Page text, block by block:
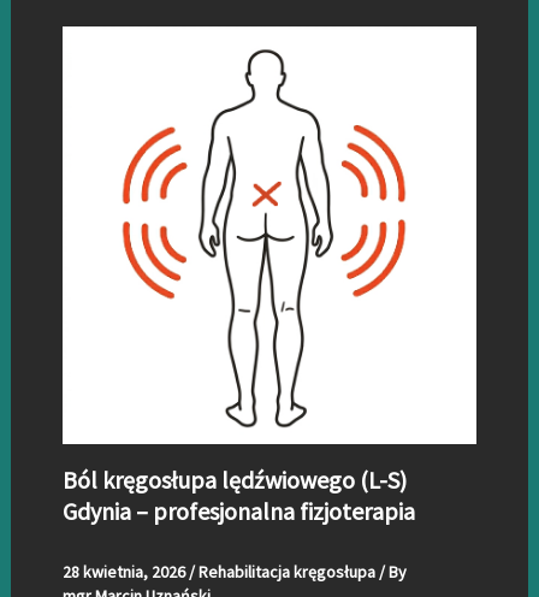
Ból kręgosłupa lędźwiowego (L-S)
Gdynia – profesjonalna fizjoterapia
28 kwietnia, 2026/Rehabilitacja kręgosłupa/ By